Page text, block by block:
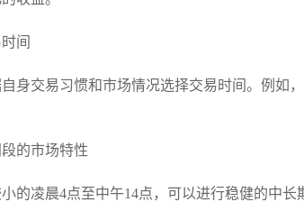
间
身交易习惯和市场情况选择交易时间。例如
的市场特性
的凌晨4点至中午14点，可以进行稳健的中长